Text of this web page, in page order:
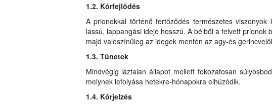
1.2. Kórfejlődés
A prionokkal történő fertőződés természetes
lassú, lappangási ideje hosszú. A bélből a felvett
majd valószínűleg az idegek mentén az agy-és
1.3. Tünetek
Mindvégig láztalan állapot mellett fokozatosan
melynek lefolyása hetekre-hónapokra elhúzódik.
1.4. Kórjelzés